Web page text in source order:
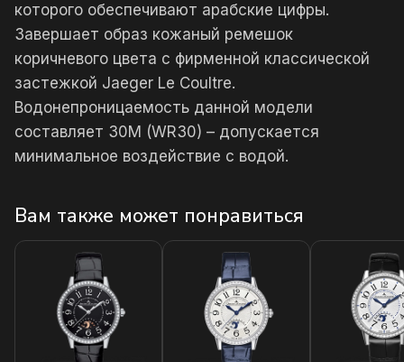
которого обеспечивают арабские цифры.
Завершает образ кожаный ремешок
коричневого цвета с фирменной классической
застежкой Jaeger Le Coultre.
Водонепроницаемость данной модели
составляет 30М (WR30) – допускается
минимальное воздействие с водой.
Вам также может понравиться